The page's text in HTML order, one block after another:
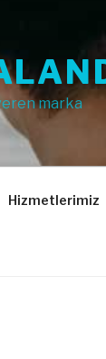
marka
Hizmetlerimiz